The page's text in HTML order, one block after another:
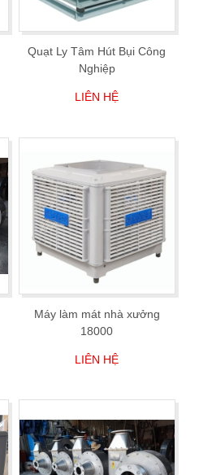
Quạt Ly Tâm Hút Bụi Công
Nghiệp
LIÊN HỆ
Máy làm mát nhà xưởng
18000
LIÊN HỆ